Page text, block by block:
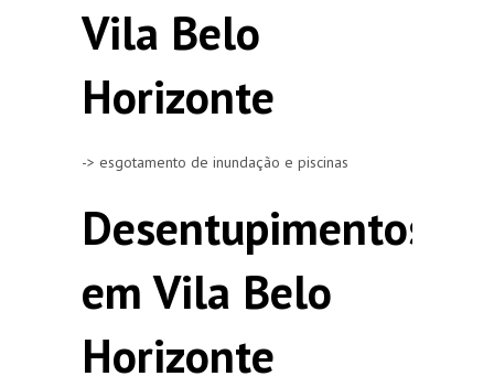
Vila Belo
Horizonte
-> esgotamento de inundação e piscinas
Desentupimentos
em Vila Belo
Horizonte